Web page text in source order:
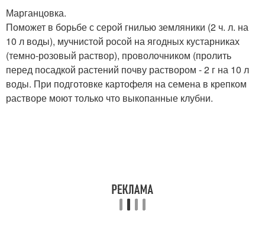
Марганцовка.
Поможет в борьбе с серой гнилью земляники (2 ч. л. на
10 л воды), мучнистой росой на ягодных кустарниках
(темно-розовый раствор), проволочником (пролить
перед посадкой растений почву раствором - 2 г на 10 л
воды. При подготовке картофеля на семена в крепком
растворе моют только что выкопанные клубни.